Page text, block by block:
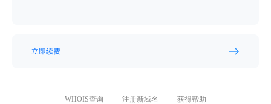
立即续费
WHOIS查询 注册新域名 获得帮助